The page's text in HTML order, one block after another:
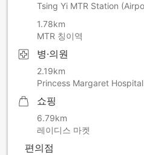
Tsing Yi MTR Station
1.78km
MTR 칭이역
병·의원
2.19km
Princess Margaret
쇼핑
6.79km
레이디스 마켓
편의점